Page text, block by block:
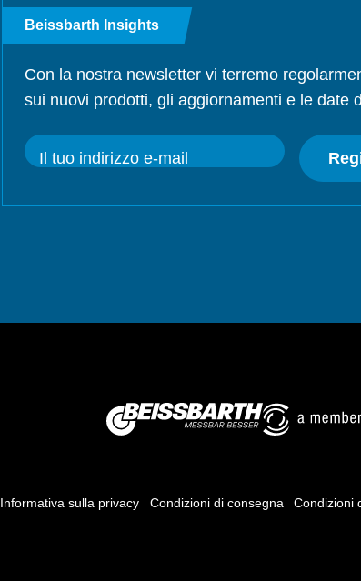
Beissbarth Insights
Con la nostra newsletter vi terremo
sui nuovi prodotti, gli aggiornamenti e le date
Il tuo indirizzo e-mail
Informativa sulla privacy Condizioni di consegna Condizioni